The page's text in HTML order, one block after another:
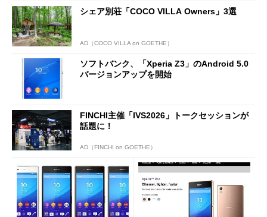
シェア別荘「COCO VILLA Owners」3選
AD（COCO VILLA on GOETHE）
ソフトバンク、「Xperia Z3」のAndroid 5.0
バージョンアップを開始
FINCHI主催「IVS2026」トークセッションが
話題に！
AD（FINCHI on GOETHE）